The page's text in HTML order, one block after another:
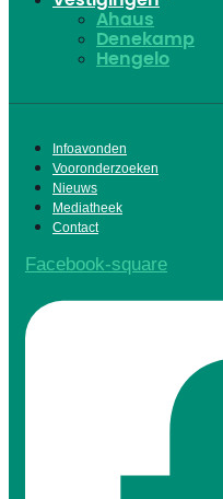
Ahaus
Denekamp
Hengelo
Infoavonden
Vooronderzoeken
Nieuws
Mediatheek
Contact
Facebook-square